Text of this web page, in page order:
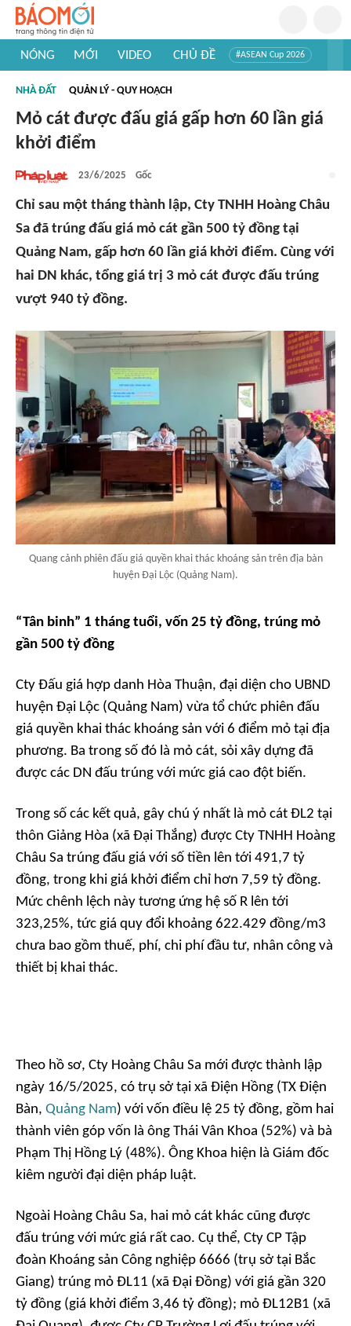
NÓNG MỚI VIDEO CHỦ ĐỀ #ASEAN Cup 2026
#Khám phá thế giới
NHÀ ĐẤT QUẢN LÝ - QUY HOẠCH
Mỏ cát được đấu giá gấp hơn 60 lần giá
khởi điểm
23/6/2025 Gốc
Chỉ sau một tháng thành lập, Cty TNHH Hoàng Châu
Sa đã trúng đấu giá mỏ cát gần 500 tỷ đồng tại
Quảng Nam, gấp hơn 60 lần giá khởi điểm. Cùng với
hai DN khác, tổng giá trị 3 mỏ cát được đấu trúng
vượt 940 tỷ đồng.
Quang cảnh phiên đấu giá quyền khai thác khoáng sản trên địa bàn
huyện Đại Lộc (Quảng Nam).
“Tân binh” 1 tháng tuổi, vốn 25 tỷ đồng, trúng mỏ
gần 500 tỷ đồng
Cty Đấu giá hợp danh Hòa Thuận, đại diện cho UBND
huyện Đại Lộc (Quảng Nam) vừa tổ chức phiên đấu
giá quyền khai thác khoáng sản với 6 điểm mỏ tại địa
phương. Ba trong số đó là mỏ cát, sỏi xây dựng đã
được các DN đấu trúng với mức giá cao đột biến.
Trong số các kết quả, gây chú ý nhất là mỏ cát ĐL2 tại
thôn Giảng Hòa (xã Đại Thắng) được Cty TNHH Hoàng
Châu Sa trúng đấu giá với số tiền lên tới 491,7 tỷ
đồng, trong khi giá khởi điểm chỉ hơn 7,59 tỷ đồng.
Mức chênh lệch này tương ứng hệ số R lên tới
323,25%, tức giá quy đổi khoảng 622.429 đồng/m3
chưa bao gồm thuế, phí, chi phí đầu tư, nhân công và
thiết bị khai thác.
Theo hồ sơ, Cty Hoàng Châu Sa mới được thành lập
ngày 16/5/2025, có trụ sở tại xã Điện Hồng (TX Điện
Bàn, Quảng Nam) với vốn điều lệ 25 tỷ đồng, gồm hai
thành viên góp vốn là ông Thái Vân Khoa (52%) và bà
Phạm Thị Hồng Lý (48%). Ông Khoa hiện là Giám đốc
kiêm người đại diện pháp luật.
Ngoài Hoàng Châu Sa, hai mỏ cát khác cũng được
đấu trúng với mức giá rất cao. Cụ thể, Cty CP Tập
đoàn Khoáng sản Công nghiệp 6666 (trụ sở tại Bắc
Giang) trúng mỏ ĐL11 (xã Đại Đồng) với giá gần 320
tỷ đồng (giá khởi điểm 3,46 tỷ đồng); mỏ ĐL12B1 (xã